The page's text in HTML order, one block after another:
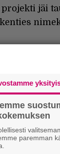
jäi
paremman